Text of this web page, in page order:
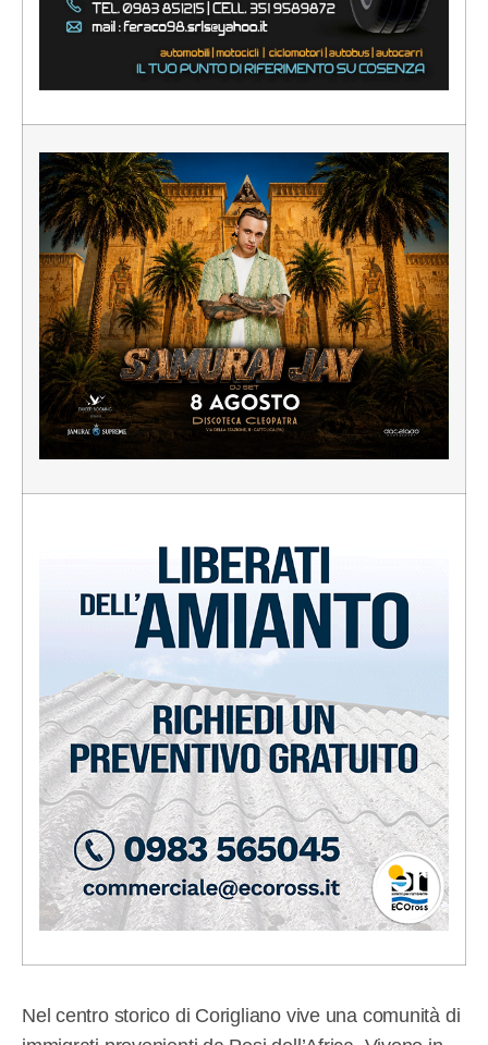
Nel centro storico di Corigliano vive una comunità di